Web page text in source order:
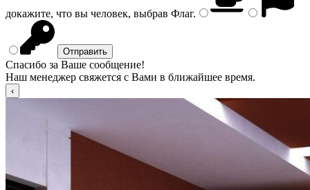
докажите, что вы человек, выбрав Флаг.
Спасибо за Ваше сообщение!
Наш менеджер свяжется с Вами в ближайшее время.